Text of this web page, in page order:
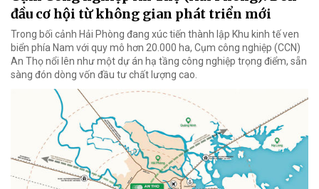
đầu cơ hội từ không gian phát triển mới
Trong bối cảnh Hải Phòng đang xúc tiến thành lập Khu kinh tế ven
biển phía Nam với quy mô hơn 20.000 ha, Cụm công nghiệp (CCN)
An Thọ nổi lên như một dự án hạ tầng công nghiệp trọng điểm, sẵn
sàng đón dòng vốn đầu tư chất lượng cao.